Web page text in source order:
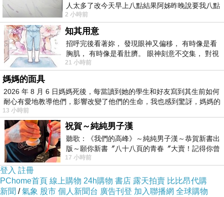
印早已觸讀出你空白拼圖上的刻痕。該如何迴避你耀眼的坦
誠，收留你藏不住的寂寞呢？而我，亦有我打不開的孤寂，縱
然經過千百次的觥籌交錯，今夕撥雲之後仍見霧。
或許是我太過防備著彼此心頭鋒利的缺口，惶惑著該怎麼與你
握緊了同一個秘密，繼續雲淡風輕，聚散過往的此生。我也明
白，我們都仍靜待著下一段旅程，虛構出世界盡頭的各自風
景，互相寄出寫滿問候與祝福的明信片，並在潦草的字體之
中，偷渡所愛之人的筆劃輪廓。
人太多了改今天早上八點結果阿姊昨晚說要我八點
去西螺農會~回到莿桐都8點半多了
2 小時前
知其用意
招呼完後看著妳， 發現眼神又偏移， 有時像是看
胸肌， 有時像是看肚臍。 眼神刻意不交集， 對視
視線不對齊， 讓我很難不
21 小時前
媽媽的面具
2026 年 8 月 6 日媽媽死後，每當讀到她的學生和好友寫到其生前如何
耐心有愛地教導他們，影響改變了他們的生命，我也感到驚訝，媽媽的
13 小時前
祝賀～純純男子漢
聽歌：《我們的高峰》～純純男子漢～恭賀新書出
版～願你新書〞八十八頁的青春〞大賣！記得你曾
經在我的版留言…「好讚的圖^^感覺大家
17 小時前
登入 註冊
PChome首頁 線上購物 24h購物 書店 露天拍賣 比比昂代購
新聞 /氣象 股市 個人新聞台 廣告刊登 加入聯播網 全球購物